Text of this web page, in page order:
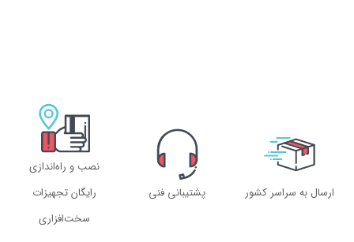
ارسال به سراسر کشور پشتیبانی فنی
نصب و راه‌اندازی
رایگان تجهیزات
سخت‌افزاری